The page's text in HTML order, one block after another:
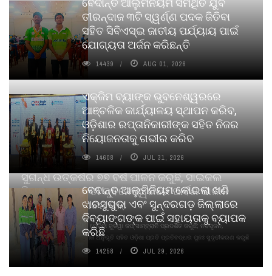
ସୁଗନ୍ଧ ଉତ୍କର୍ଷର ୭୭ ବର୍ଷ ପାଳନ କରୁଛି, ସାଇକଲ
ପିୟୋର୍‌ ଅଗରବତୀ ଭୁବନେଶ୍ୱରରେ ପାର୍ବଣ କାଳୀନ
ନବସୃଜନ ଉନ୍ମୋଚନ କଲା
ବାଉଁଶ ବିହୀନ କଠିନ ଧୂପ ଏବଂ ମେଦିନୀ ଜୁଡୱା କପ୍‌ ସାମ୍ବ୍ରାନି ପ୍ରଦର୍ଶିତ କରୁଛି; ନବସୃଜନ,
ଦୀର୍ଘସ୍ଥାୟିତା ଏବଂ ଆଧ୍ୟାତ୍ମିକ ଅନୁଭୂତି ସହିତ ଓଡ଼ିଶା ପ୍ରତି ପ୍ରତିବଦ୍ଧତା ପୁନଃ ସୁଦୃଢୀକରଣ କରୁଛି
ତୀରନ୍ଦାଜ ୩ଟି ସ୍ୱର୍ଣ୍ଣ ପଦକ ଜିତିବା
ସହିତ ସିବିଏସ୍ଇ ଜାତୀୟ ପର୍ଯ୍ୟାୟ ପାଇଁ
ଯୋଗ୍ୟତା ଅର୍ଜନ କରିଛନ୍ତି
14439 AUG 01, 2026
ଏକ୍ଜିମ ବ୍ୟାଙ୍କ ଭୁବନେଶ୍ୱରରେ
ଆଞ୍ଚଳିକ କାର୍ଯ୍ୟାଳୟ ସ୍ଥାପନ କରିବ,
ଓଡ଼ିଶାର ରପ୍ତାନିକାରୀଙ୍କ ସହିତ ନିଜର
ନିୟୋଜନତାକୁ ଗଭୀର କରିବ
14608 JUL 31, 2026
ବେଦାନ୍ତ ଆଲୁମିନିୟମ କୋଇଲା ଖଣି
ଝାରସୁଗୁଡା ଏବଂ ସୁନ୍ଦରଗଡ଼ ଜିଲ୍ଲାରେ
ଦିବ୍ୟାଙ୍ଗଙ୍କ ପାଇଁ ସହାୟତାକୁ ବ୍ୟାପକ
କରିଛି
14258 JUL 29, 2026